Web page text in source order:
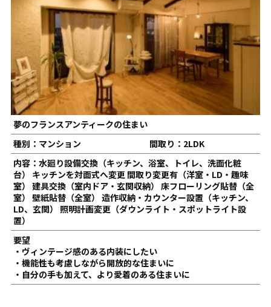
夢のフランスアンティークの住まい
種別：マンション
間取り：2LDK
内容：水廻り設備交換（キッチン、浴室、トイレ、洗面化粧
台） キッチンを対面式へ変更 間取り変更有（洋室・LD・趣味
室） 建具交換（室内ドア・玄関収納） 床フローリング貼替（全
室） 壁紙貼替（全室） 造作収納・カウンター設置（キッチン、
LD、玄関） 照明計画変更（ダウンライト・スポットライト設
置）
要望
・ヴィンテージ感のある内装にしたい
・機能性も考慮しながら開放的な住まいに
・自分の手も加えて、より愛着のある住まいに